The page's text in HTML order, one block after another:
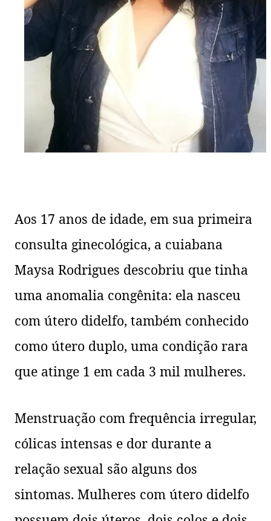
Aos 17 anos de idade, em sua primeira
consulta ginecológica, a cuiabana
Maysa Rodrigues descobriu que tinha
uma anomalia congênita: ela nasceu
com útero didelfo, também conhecido
como útero duplo, uma condição rara
que atinge 1 em cada 3 mil mulheres.
Menstruação com frequência irregular,
cólicas intensas e dor durante a
relação sexual são alguns dos
sintomas. Mulheres com útero didelfo